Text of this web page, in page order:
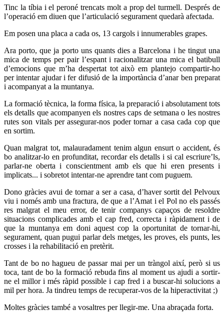
Tinc la tíbia i el peroné trencats molt a prop del turmell. Després de
l’operació em diuen que l’articulació segurament quedarà afectada.
Em posen una placa a cada os, 13 cargols i innumerables grapes.
Ara porto, que ja porto uns quants dies a Barcelona i he tingut una
mica de temps per pair l’espant i racionalitzar una mica el batibull
d’emocions que m’ha despertat tot això em plantejo compartir-ho
per intentar ajudar i fer difusió de la importància d’anar ben preparat
i acompanyat a la muntanya.
La formació tècnica, la forma física, la preparació i absolutament tots
els detalls que acompanyen els nostres caps de setmana o les nostres
rutes son vitals per assegurar-nos poder tornar a casa cada cop que
en sortim.
Quan malgrat tot, malauradament tenim algun ensurt o accident, és
bo analitzar-lo en profunditat, recordar els detalls i si cal escriure’ls,
parlar-ne oberta i conscientment amb els que hi eren presents i
implicats... i sobretot intentar-ne aprendre tant com puguem.
Dono gràcies avui de tornar a ser a casa, d’haver sortit del Pelvoux
viu i només amb una fractura, de que a l’Amat i el Pol no els passés
res malgrat el meu error, de tenir companys capaços de resoldre
situacions complicades amb el cap fred, correcta i ràpidament i de
que la muntanya em doni aquest cop la oportunitat de tornar-hi,
segurament, quan pugui parlar dels metges, les proves, els punts, les
crosses i la rehabilitació en pretèrit.
Tant de bo no hagueu de passar mai per un tràngol així, però si us
toca, tant de bo la formació rebuda fins al moment us ajudi a sortir-
ne el millor i més ràpid possible i cap fred i a buscar-hi solucions a
mil per hora. Ja tindreu temps de recuperar-vos de la hiperactivitat ;)
Moltes gràcies també a vosaltres per llegir-me. Una abraçada forta.